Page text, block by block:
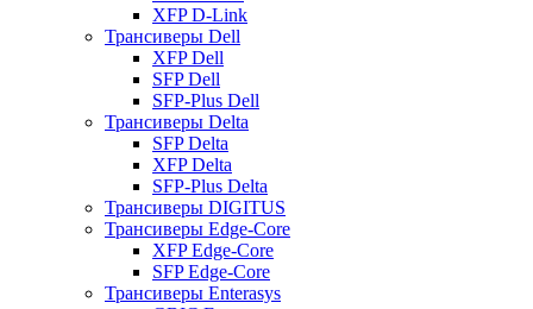
XFP D-Link
Трансиверы Dell
XFP Dell
SFP Dell
SFP-Plus Dell
Трансиверы Delta
SFP Delta
XFP Delta
SFP-Plus Delta
Трансиверы DIGITUS
Трансиверы Edge-Core
XFP Edge-Core
SFP Edge-Core
Трансиверы Enterasys